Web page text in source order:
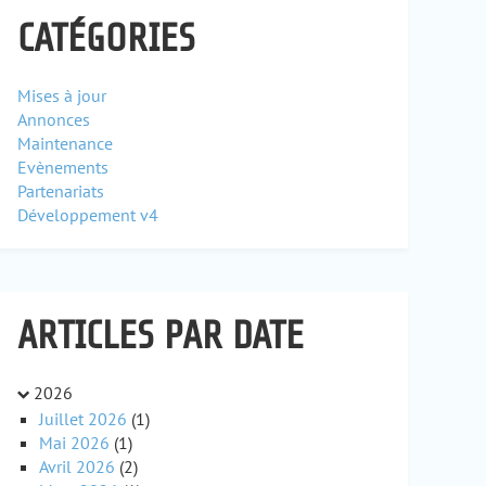
CATÉGORIES
Mises à jour
Annonces
Maintenance
Evènements
Partenariats
Développement v4
ARTICLES PAR DATE
2026
Juillet 2026 (1)
Mai 2026 (1)
Avril 2026 (2)